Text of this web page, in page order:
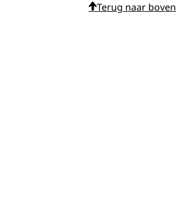
Terug naar boven